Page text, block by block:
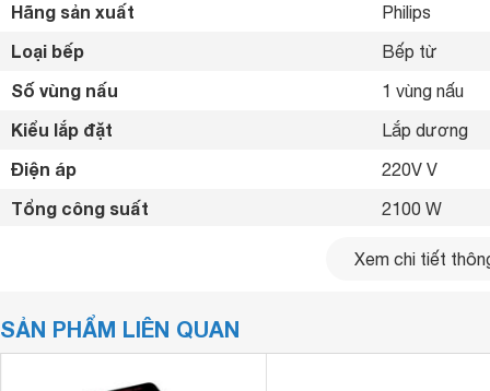
Mặt bếp bằng kính chịu nhiệt
Mặt củabếp từ HD4911 2100Wđược làm từ kính có độ
ma sát với đáy nồi thường xuyên. Vì là bằng kính nên rất
Hãng sản xuất Philips
Loại bếp Bếp từ
Số vùng nấu 1 vùng nấu
Kiểu lắp đặt Lắp dương
Điện áp 220V V
Tổng công suất 2100 W
2100
Chất liệu mặt bếp
Xem chi tiết
SẢN PHẨM LIÊN QUAN